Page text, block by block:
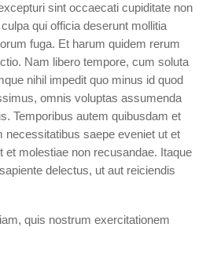
sint occaecati cupiditate non
qui officia deserunt mollitia
fuga. Et harum quidem rerum
Nam libero tempore, cum soluta
nihil impedit quo minus id quod
omnis voluptas assumenda
Temporibus autem quibusdam et
necessitatibus saepe eveniet ut et
et molestiae non recusandae. Itaque
delectus, ut aut reiciendis
quis nostrum exercitationem